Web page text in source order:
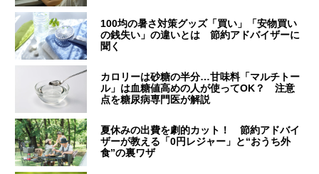
100均の暑さ対策グッズ「買い」「安物買い
の銭失い」の違いとは 節約アドバイザーに
聞く
カロリーは砂糖の半分…甘味料「マルチトー
ル」は血糖値高めの人が使ってOK？ 注意
点を糖尿病専門医が解説
夏休みの出費を劇的カット！ 節約アドバイ
ザーが教える「0円レジャー」と“おうち外
食”の裏ワザ